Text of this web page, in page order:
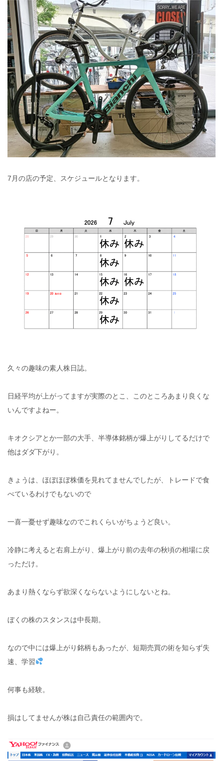
7月の店の予定、スケジュールとなります。
久々の趣味の素人株日誌。
日経平均が上がってますが実際のとこ、このところあまり良くな
いんですよねー。
キオクシアとか一部の大手、半導体銘柄が爆上がりしてるだけで
他はダダ下がり。
きょうは、ほぼほぼ株価を見れてませんでしたが、トレードで食
べているわけでもないので
一喜一憂せず趣味なのでこれくらいがちょうど良い。
冷静に考えると右肩上がり、爆上がり前の去年の秋頃の相場に戻
っただけ。
あまり熱くならず欲深くならないようにしないとね。
ぼくの株のスタンスは中長期。
なので中には爆上がり銘柄もあったが、短期売買の術を知らず失
速、学習
何事も経験。
損はしてませんが株は自己責任の範囲内で。